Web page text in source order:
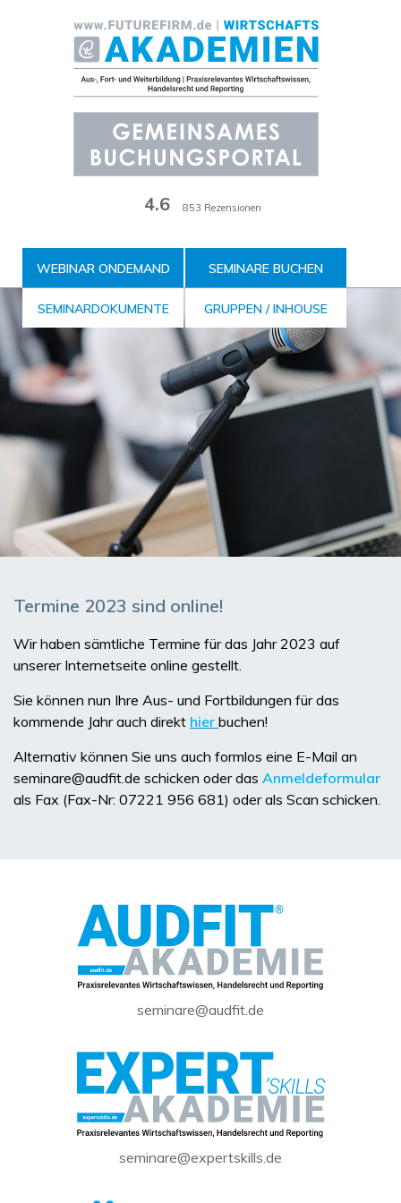
4.6 853 Rezensionen
WEBINAR ONDEMAND
SEMINARDOKUMENTE
SEMINARE BUCHEN
GRUPPEN / INHOUSE
Termine 2023 sind online!
Wir haben sämtliche Termine für das Jahr 2023 auf
unserer Internetseite online gestellt.
Sie können nun Ihre Aus- und Fortbildungen für das
kommende Jahr auch direkt hier buchen!
Alternativ können Sie uns auch formlos eine E-Mail an
seminare@audfit.de schicken oder das Anmeldeformular
als Fax (Fax-Nr: 07221 956 681) oder als Scan schicken.
seminare@audfit.de
seminare@expertskills.de